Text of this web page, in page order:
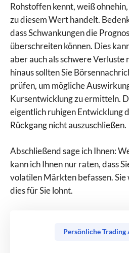
Rohstoffen kennt, weiß
zu diesem Wert handelt.
dass Schwankungen die
überschreiten können. Dies
aber auch als schwere
hinaus sollten Sie
prüfen, um mögliche
Kursentwicklung zu ermitteln.
eigentlich ruhigen Entwicklung
Rückgang nicht auszuschließen.
Abschließend sage ich Ihnen:
kann ich Ihnen nur raten, dass
volatilen Märkten befassen. Sie
dies für Sie lohnt.
Persönliche Trading